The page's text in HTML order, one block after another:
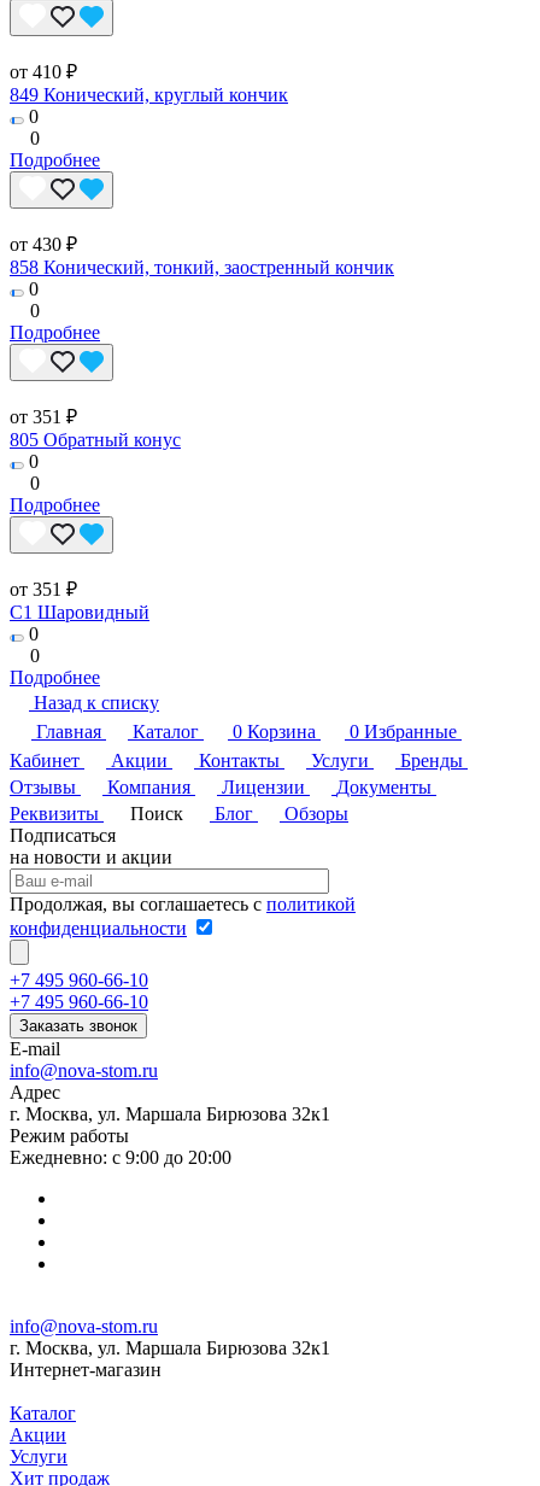
от 410 ₽
849 Конический, круглый кончик
0
0
Подробнее
от 430 ₽
858 Конический, тонкий, заостренный кончик
0
0
Подробнее
от 351 ₽
805 Обратный конус
0
0
Подробнее
от 351 ₽
C1 Шаровидный
0
0
Подробнее
Назад к списку
Главная
Каталог 0 Корзина 0 Избранные
Кабинет
Акции Контакты Услуги
Бренды
Отзывы
Компания Лицензии
Документы
Реквизиты
Поиск Блог
Обзоры
Подписаться
на новости и акции
Продолжая, вы соглашаетесь с политикой
конфиденциальности
+7 495 960-66-10
+7 495 960-66-10
Заказать звонок
E-mail
info@nova-stom.ru
Адрес
г. Москва, ул. Маршала Бирюзова 32к1
Режим работы
Ежедневно: с 9:00 до 20:00
info@nova-stom.ru
г. Москва, ул. Маршала Бирюзова 32к1
Интернет-магазин
Каталог
Акции
Услуги
Хит продаж